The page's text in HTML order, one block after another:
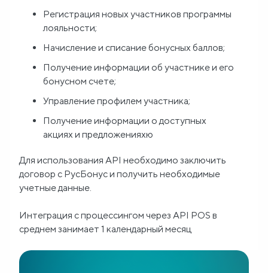
БлогРегистрация новых участников программы
лояльности;
Начисление и списание бонусных баллов;
Получение информации об участнике и его
бонусном счете;
Управление профилем участника;
Получение информации о доступных
акциях и предложенияхю
Для использования API необходимо заключить
договор с РусБонус и получить необходимые
учетные данные.
Интеграция с процессингом через API POS в
среднем занимает 1 календарный месяц